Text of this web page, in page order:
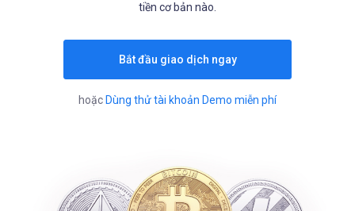
Về chúng tôi
Trader | Partners
tiền cơ bản nào.
Bắt đầu giao dịch ngay
hoặc Dùng thử tài khoản Demo miễn phí